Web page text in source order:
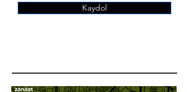
Kaydol